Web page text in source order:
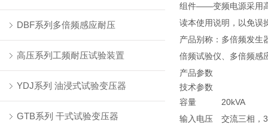
DBF系列多倍频感应耐压
高压系列工频耐压试验装置
YDJ系列 油浸式试验变压器
GTB系列 干式试验变压器
组件——变频电源采用
读本使用说明，以免误
产品别称：多倍频发生
倍频试验仪、多倍频感
产品参数
技术参数
容量
20kVA
输入电压
交流三相，